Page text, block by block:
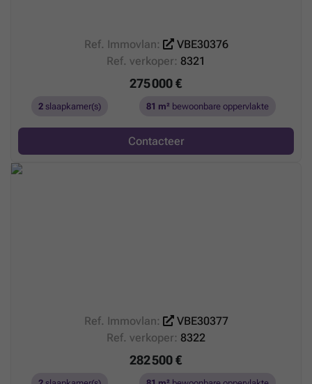
Ref. Immovlan:
VBE30376
Ref. verkoper: 8321
275 000 €
2slaapkamer(s) 81 m² bewoonbare oppervlakte
Contacteer
Ref. Immovlan:
VBE30377
Ref. verkoper: 8322
282 500 €